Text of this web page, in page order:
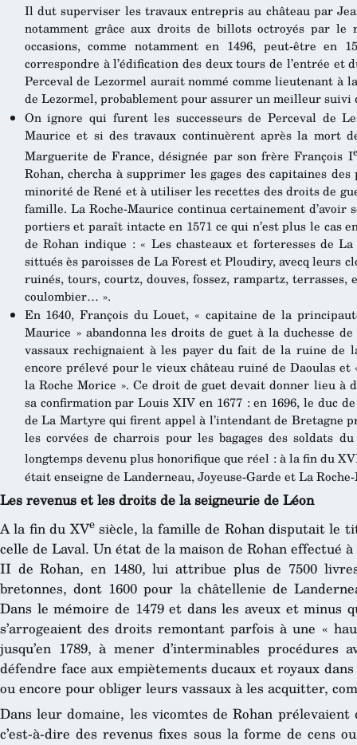
Il dut superviser les travaux entrepris au château par
notamment grâce aux droits de billots octroyés par le
occasions, comme notamment en 1496, peut-être en
correspondre à l’édification des deux tours de l’entrée et
Perceval de Lezormel aurait nommé comme lieutenant à
de Lezormel, probablement pour assurer un meilleur suivi
On ignore qui furent les successeurs de Perceval de
Maurice et si des travaux continuèrent après la mort
Marguerite de France, désignée par son frère François I
Rohan, chercha à supprimer les gages des capitaines
minorité de René et à utiliser les recettes des droits de
famille. La Roche-Maurice continua certainement d’avoir
portiers et paraît intacte en 1571 ce qui n’est plus le cas
de Rohan indique : « Les chasteaux et forteresses de
sittués ès paroisses de La Forest et Ploudiry, avecq leurs
ruinés, tours, courtz, douves, fossez, rampartz,
coulombier… ».
En 1640, François du Louet, « capitaine de la
Maurice » abandonna les droits de guet à la duchesse
vassaux rechignaient à les payer du fait de la ruine de
encore prélevé pour le vieux château ruiné de Daoulas et
la Roche Morice ». Ce droit de guet devait donner lieu à
sa confirmation par Louis XIV en 1677 : en 1696, le duc
de La Martyre qui firent appel à l’intendant de Bretagne
les corvées de charrois pour les bagages des soldats
longtemps devenu plus honorifique que réel : à la fin du
était enseigne de Landerneau, Joyeuse-Garde et La
Les revenus et les droits de la seigneurie de Léon
A la fin du XVesiècle, la famille de Rohan disputait le
celle de Laval. Un état de la maison de Rohan effectué à
II de Rohan, en 1480, lui attribue plus de 7500
bretonnes, dont 1600 pour la châtellenie de
Dans le mémoire de 1479 et dans les aveux et minus
s’arrogeaient des droits remontant parfois à une «
jusqu’en 1789, à mener d’interminables procédures
défendre face aux empiètements ducaux et royaux
ou encore pour obliger leurs vassaux à les acquitter,
Dans leur domaine, les vicomtes de Rohan prélevaient
c’est-à-dire des revenus fixes sous la forme de cens